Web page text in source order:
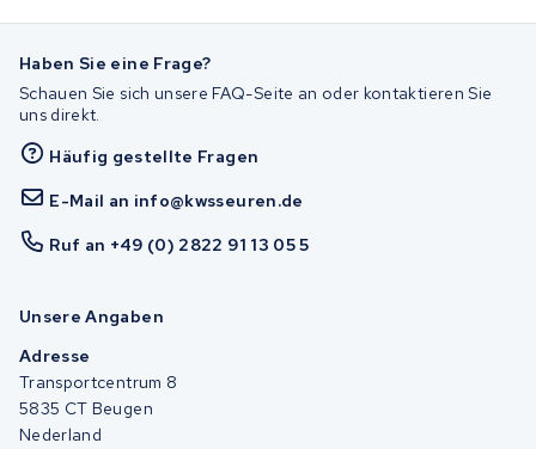
Haben Sie eine Frage?
Schauen Sie sich unsere FAQ-Seite an oder kontaktieren Sie
uns direkt.
Häufig gestellte Fragen
E-Mail an info@kwsseuren.de
Ruf an +49 (0) 2822 91 13 05 5
Unsere Angaben
Adresse
Transportcentrum 8
5835 CT Beugen
Nederland